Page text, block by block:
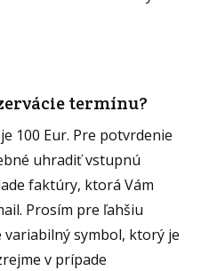
termínu?
100 Eur. Pre potvrdenie
uhradiť vstupnú
faktúry, ktorá Vám
Prosím pre ľahšiu
symbol, ktorý je
v prípade